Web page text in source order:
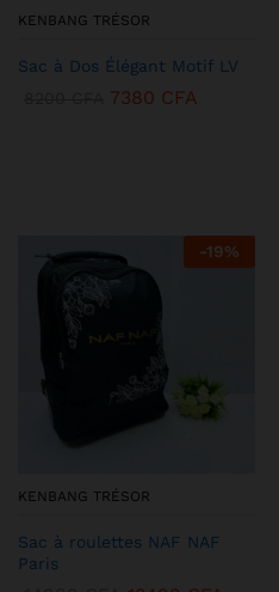
KENBANG TRÉSOR
Sac à Dos Élégant Motif LV
7380 CFA
-19%
KENBANG TRÉSOR
Sac à roulettes NAF NAF
Paris